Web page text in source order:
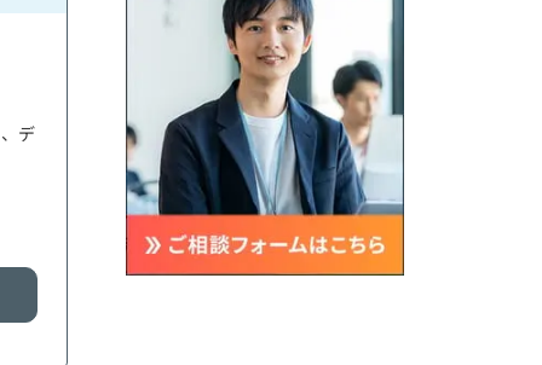
デ